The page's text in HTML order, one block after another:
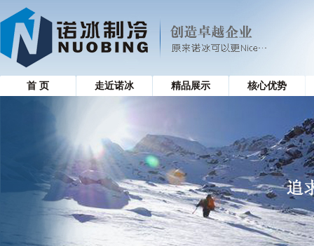
首 页 走近诺冰 精品展示 核心优势